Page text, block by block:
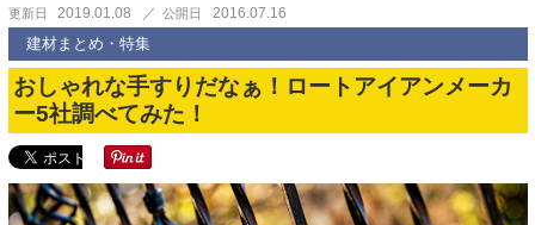
更新日 2019.01.08 公開日 2016.07.16
建材まとめ・特集
おしゃれな手すりだなぁ！ロートアイアンメーカ
ー5社調べてみた！